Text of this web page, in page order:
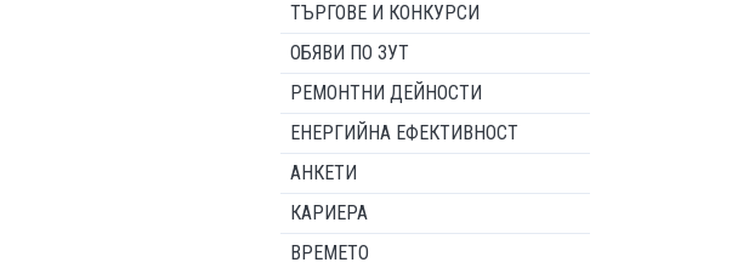
ТЪРГОВЕ И КОНКУРСИ
ОБЯВИ ПО ЗУТ
РЕМОНТНИ ДЕЙНОСТИ
ЕНЕРГИЙНА ЕФЕКТИВНОСТ
АНКЕТИ
КАРИЕРА
ВРЕМЕТО